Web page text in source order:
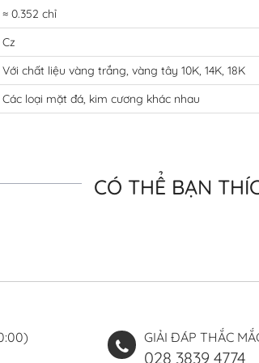
≈ 0.352 chỉ
Cz
Với chất liệu vàng trắng, vàng tây 10K, 14K, 18K
Các loại mặt đá, kim cương khác nhau
CÓ THỂ BẠN
GIẢI ĐÁP THẮC
028 3839 4774